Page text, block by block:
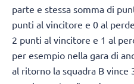
parte e stessa somma di
punti al vincitore e 0 al
2 punti al vincitore e 1 al
per esempio nella gara di
al ritorno la squadra B vince